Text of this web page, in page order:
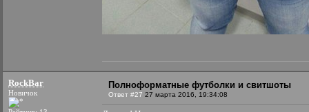
RockBar
Новичок
Полноформатные футболки и свитшоты
Ответ #27 27 марта 2016, 19:34:08